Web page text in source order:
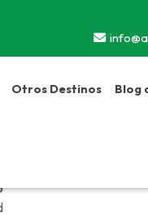
Otros Destinos Blog